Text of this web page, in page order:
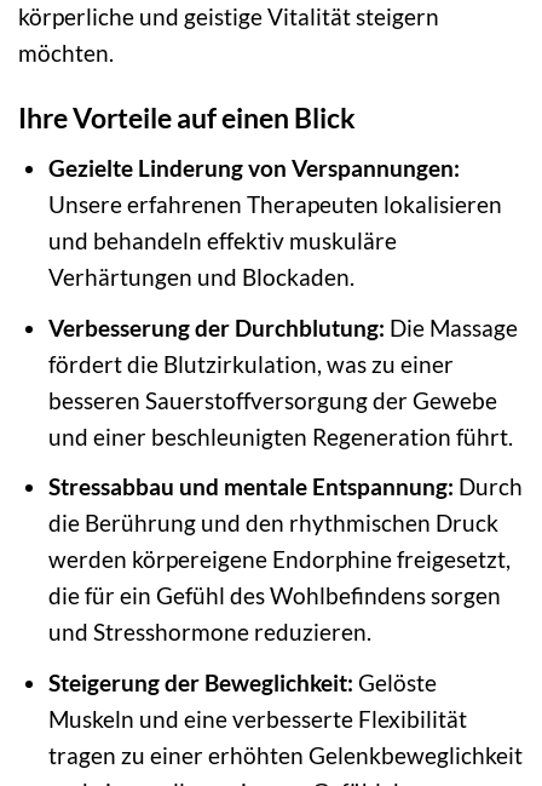
körperliche und geistige Vitalität steigern
möchten.
Ihre Vorteile auf einen Blick
Gezielte Linderung von Verspannungen:
Unsere erfahrenen Therapeuten lokalisieren
und behandeln effektiv muskuläre
Verhärtungen und Blockaden.
Verbesserung der Durchblutung: Die Massage
fördert die Blutzirkulation, was zu einer
besseren Sauerstoffversorgung der Gewebe
und einer beschleunigten Regeneration führt.
Stressabbau und mentale Entspannung: Durch
die Berührung und den rhythmischen Druck
werden körpereigene Endorphine freigesetzt,
die für ein Gefühl des Wohlbefindens sorgen
und Stresshormone reduzieren.
Steigerung der Beweglichkeit: Gelöste
Muskeln und eine verbesserte Flexibilität
tragen zu einer erhöhten Gelenkbeweglichkeit